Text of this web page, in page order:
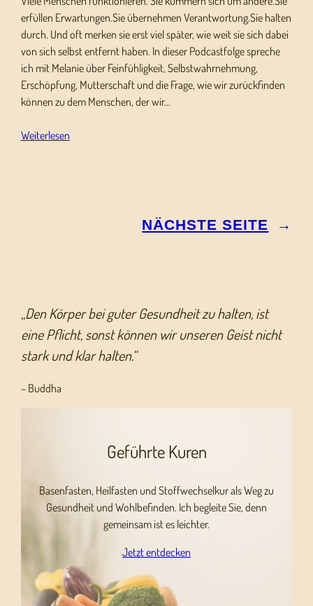
erfüllen Erwartungen.Sie übernehmen Verantwortung.Sie halten
durch. Und oft merken sie erst viel später, wie weit sie sich dabei
von sich selbst entfernt haben. In dieser Podcastfolge spreche
ich mit Melanie über Feinfühligkeit, Selbstwahrnehmung,
Erschöpfung, Mutterschaft und die Frage, wie wir zurückfinden
können zu dem Menschen, der wir…
Weiterlesen
NÄCHSTE SEITE →
„Den Körper bei guter Gesundheit zu halten, ist
eine Pflicht, sonst können wir unseren Geist nicht
stark und klar halten.“
– Buddha
Geführte Kuren
Basenfasten, Heilfasten und Stoffwechselkur als Weg zu
Gesundheit und Wohlbefinden. Ich begleite Sie, denn
gemeinsam ist es leichter.
Jetzt entdecken